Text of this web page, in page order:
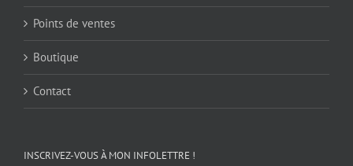
Points de ventes
Boutique
Contact
INSCRIVEZ-VOUS À MON INFOLETTRE !